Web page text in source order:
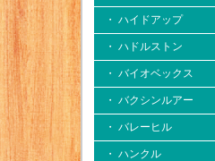
・ ハイドアップ
・ ハドルストン
・ バイオベックス
・ バクシンルアー
・ バレーヒル
・ ハンクル